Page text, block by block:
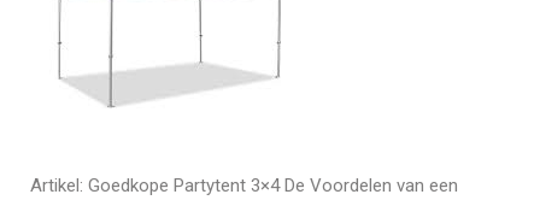
Artikel: Goedkope Partytent 3×4 De Voordelen van een